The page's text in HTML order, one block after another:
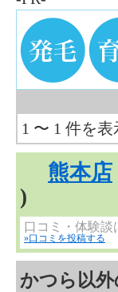
1 〜 1 件を
熊本店
)
口コミ・体験談
»口コミを投稿する
かつら以